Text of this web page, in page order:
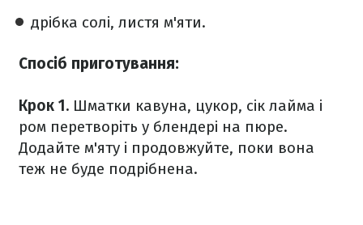
дрібка солі, листя м'яти.
Спосіб приготування:
Крок 1. Шматки кавуна, цукор, сік лайма і
ром перетворіть у блендері на пюре.
Додайте м'яту і продовжуйте, поки вона
теж не буде подрібнена.